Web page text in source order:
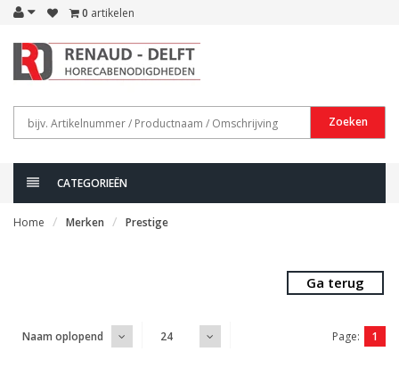
0 artikelen
Zoeken
CATEGORIEËN
Home Merken Prestige
Ga terug
Naam oplopend 24 Page: 1